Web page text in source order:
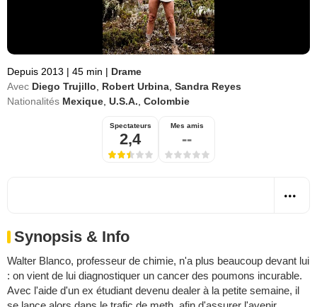
Depuis 2013 | 45 min | Drame
Avec Diego Trujillo Robert Urbina Sandra Reyes
Nationalités Mexique U.S.A. Colombie
Spectateurs
2,4
Mes amis
--
Synopsis & Info
Walter Blanco, professeur de chimie, n'a plus beaucoup devant lui
: on vient de lui diagnostiquer un cancer des poumons incurable.
Avec l'aide d'un ex étudiant devenu dealer à la petite semaine, il